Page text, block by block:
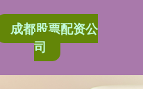
成都股票配资公
司